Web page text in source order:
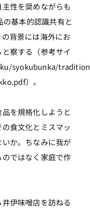
性を奨めながらも
基本的認識共有と
背景には海外にお
察する（参考サイ
syokubunka/
）。
を規格化しようと
食文化とミスマッ
か。ちなみに我が
ではなく家庭で作
伊味噌店を訪ねる